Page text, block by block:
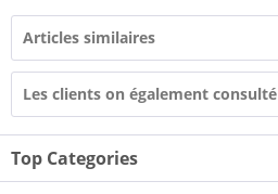
Articles similaires
Les clients on également consulté
Top Categories